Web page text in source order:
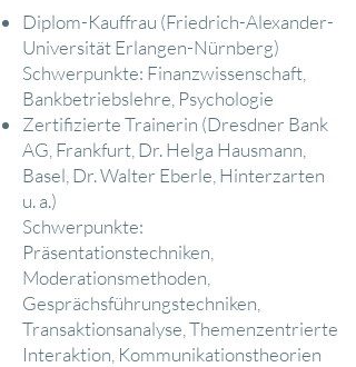
Diplom-Kauffrau (Friedrich-Alexander-
Universität Erlangen-Nürnberg)
Schwerpunkte: Finanzwissenschaft,
Bankbetriebslehre, Psychologie
Zertifizierte Trainerin (Dresdner Bank
AG, Frankfurt, Dr. Helga Hausmann,
Basel, Dr. Walter Eberle, Hinterzarten
u. a.)
Schwerpunkte:
Präsentationstechniken,
Moderationsmethoden,
Gesprächsführungstechniken,
Transaktionsanalyse, Themenzentrierte
Interaktion, Kommunikationstheorien